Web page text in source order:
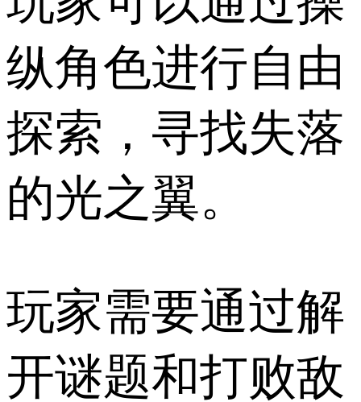
纵角色进行自由
探索，寻找失落
的光之翼。
玩家需要通过解
开谜题和打败敌